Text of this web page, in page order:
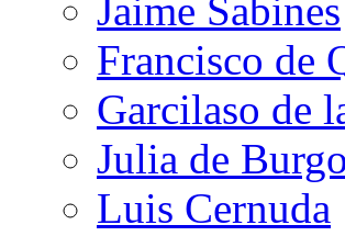
Jaime Sabines
Francisco de
Garcilaso de
Julia de
Luis Cernuda